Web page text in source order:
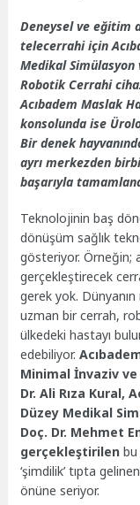
Deneysel ve eğitim
telecerrahi için
Medikal
Robotik Cerrahi
Acıbadem Maslak
konsolunda ise
Bir denek
ayrı merkezden
başarıyla
Teknolojinin baş
dönüşüm sağlık
gösteriyor. Örneğin;
gerçekleştirecek
gerek yok.
uzman bir cerrah,
ülkedeki hastayı
edebiliyor.
Minimal İnvaziv
Dr. Ali Rıza Kural,
Düzey Medikal
Doç. Dr. Mehmet
gerçekleştirilen bu
‘şimdilik’ tıpta
önüne seriyor.